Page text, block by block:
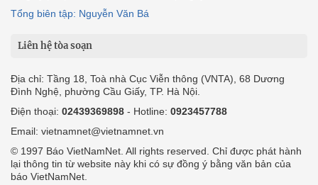
Tổng biên tập: Nguyễn Văn Bá
Liên hệ tòa soạn
Địa chỉ: Tầng 18, Toà nhà Cục Viễn thông (VNTA), 68 Dương
Đình Nghệ, phường Cầu Giấy, TP. Hà Nội.
Điện thoại: 02439369898 - Hotline: 0923457788
Email: vietnamnet@vietnamnet.vn
© 1997 Báo VietNamNet. All rights reserved. Chỉ được phát hành
lại thông tin từ website này khi có sự đồng ý bằng văn bản của
báo VietNamNet.